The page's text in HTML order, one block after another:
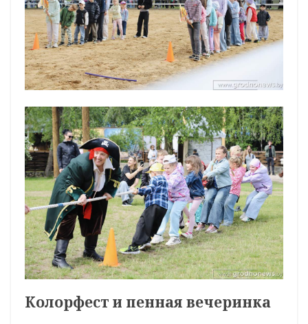
Колорфест и пенная вечеринка